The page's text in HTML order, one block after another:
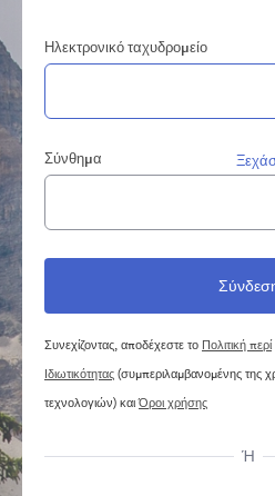
Ηλεκτρονικό ταχυδρομείο
Σύνθημα
Συνεχίζοντας, αποδέχεστε το Πολιτική περί
Ιδιωτικότητας(συμπεριλαμβανομένης της
τεχνολογιών) καιΌροι χρήσης
Ή